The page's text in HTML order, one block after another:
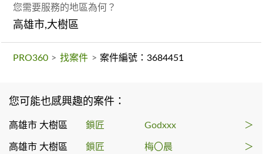
您需要服務的地區為何？
高雄市,大樹區
PRO360 > 找案件 > 案件編號：3684451
您可能也感興趣的案件：
高雄市 大樹區 鎖匠 Godxxx ＞
高雄市 大樹區 鎖匠 梅〇晨 ＞